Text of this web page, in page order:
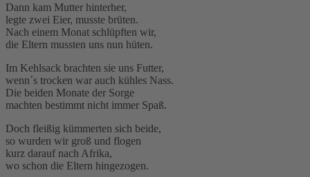
Dann kam Mutter hinterher,
legte zwei Eier, musste brüten.
Nach einem Monat schlüpften wir,
die Eltern mussten uns nun hüten.
Im Kehlsack brachten sie uns Futter,
wenn´s trocken war auch kühles Nass.
Die beiden Monate der Sorge
machten bestimmt nicht immer Spaß.
Doch fleißig kümmerten sich beide,
so wurden wir groß und flogen
kurz darauf nach Afrika,
wo schon die Eltern hingezogen.